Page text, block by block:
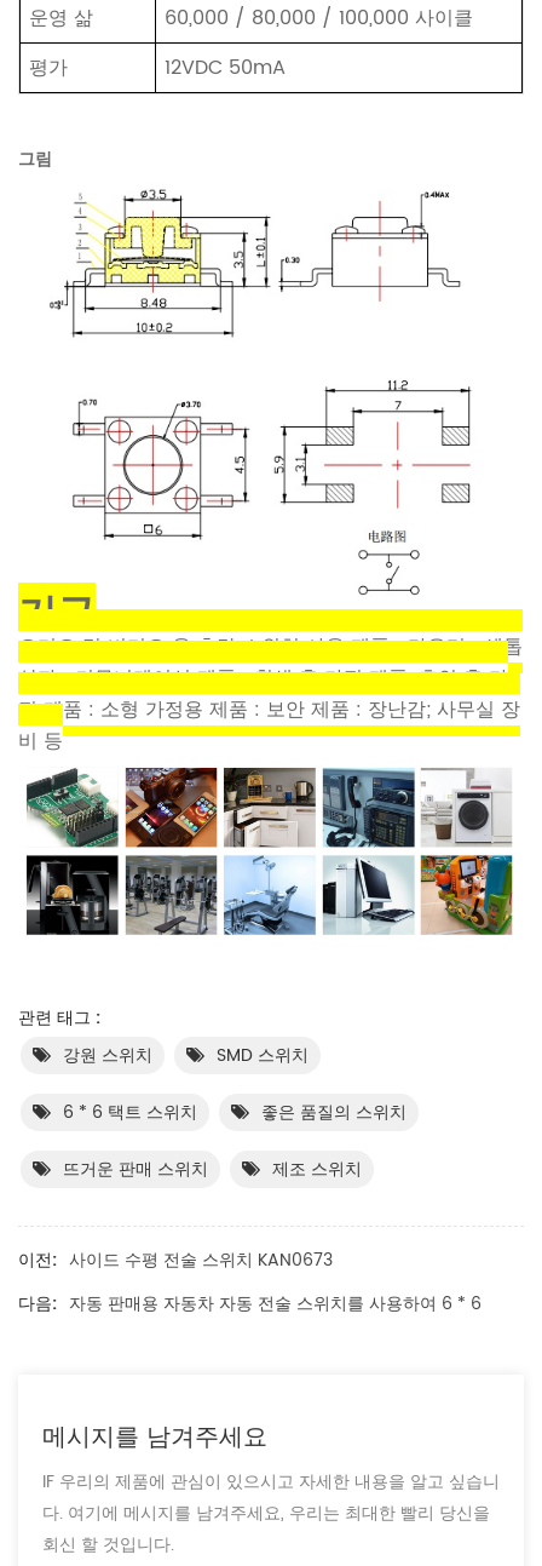
운영 삶
60,000 / 80,000 / 100,000 사이클
평가
12VDC 50mA
그림
기구
오디오 및 비디오 용 촉각 스위치 사용 제품 : 라우터 : 셋톱
상자 : 커뮤니케이션 제품 : 흰색 홈 가전 제품; 흑인 홈 가
전 제품 : 소형 가정용 제품 : 보안 제품 : 장난감; 사무실 장
비 등
관련 태그 :
강원 스위치
SMD 스위치
6 * 6 택트 스위치 좋은 품질의 스위치
뜨거운 판매 스위치 제조 스위치
이전: 사이드 수평 전술 스위치 KAN0673
다음: 자동 판매용 자동차 자동 전술 스위치를 사용하여 6 * 6
메시지를 남겨주세요
IF 우리의 제품에 관심이 있으시고 자세한 내용을 알고 싶습니
다. 여기에 메시지를 남겨주세요, 우리는 최대한 빨리 당신을
회신 할 것입니다.